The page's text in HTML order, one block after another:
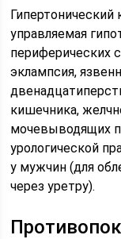
Гипертонический
управляемая
периферических
эклампсия,
кишечника,
мочевыводящих
урологической
у мужчин (для
через уретру).